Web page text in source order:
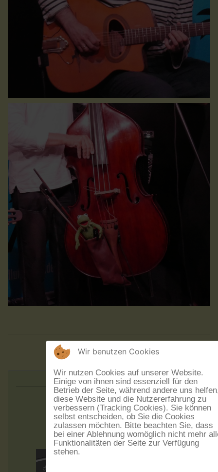
Augen:blick
Wir benutzen Cookies
Wir nutzen Cookies auf unserer Website.
Einige von ihnen sind essenziell für den
Betrieb der Seite, während andere uns
diese Website und die Nutzererfahrung zu
verbessern (Tracking Cookies). Sie können
selbst entscheiden, ob Sie die Cookies
zulassen möchten. Bitte beachten Sie, dass
bei einer Ablehnung womöglich nicht mehr
Funktionalitäten der Seite zur Verfügung
stehen.